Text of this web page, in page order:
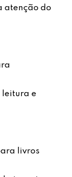
atenção do
leitura e
livros